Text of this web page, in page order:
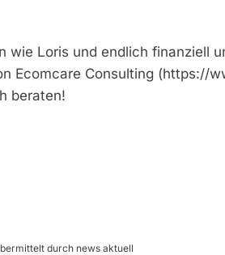
wie Loris und endlich finanziell
Ecomcare Consulting (https://
beraten!
durch news aktuell